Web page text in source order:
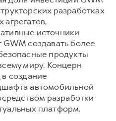
разработках
источники
создавать более
продукты
миру. Концерн
создание
автомобильной
разработки
платформ.